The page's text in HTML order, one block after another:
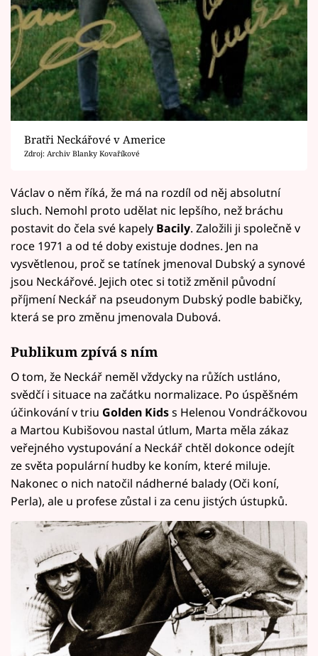
Bratři Neckářové v Americe
Zdroj: Archiv Blanky Kovaříkové
Václav o něm říká, že má na rozdíl od něj absolutní
sluch. Nemohl proto udělat nic lepšího, než bráchu
postavit do čela své kapely Bacily. Založili ji společně v
roce 1971 a od té doby existuje dodnes. Jen na
vysvětlenou, proč se tatínek jmenoval Dubský a synové
jsou Neckářové. Jejich otec si totiž změnil původní
příjmení Neckář na pseudonym Dubský podle babičky,
která se pro změnu jmenovala Dubová.
Publikum zpívá s ním
O tom, že Neckář neměl vždycky na růžích ustláno,
svědčí i situace na začátku normalizace. Po úspěšném
účinkování v triu Golden Kidss Helenou Vondráčkovou
a Martou Kubišovou nastal útlum, Marta měla zákaz
veřejného vystupování a Neckář chtěl dokonce odejít
ze světa populární hudby ke koním, které miluje.
Nakonec o nich natočil nádherné balady (Oči koní,
Perla), ale u profese zůstal i za cenu jistých ústupků.